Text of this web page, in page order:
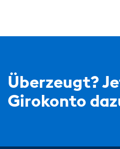
Überzeugt?
Girokonto